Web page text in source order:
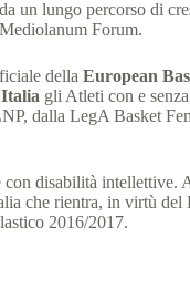
un lungo percorso di
Forum.
della European
gli Atleti con e
dalla LegA Basket
disabilità intellettive.
che rientra, in virtù del
2016/2017.